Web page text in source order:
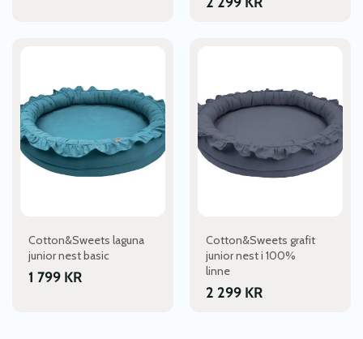
Cotton&Sweets laguna
junior nest basic
1 799 KR
Cotton&Sweets grafit
junior nest i 100%
linne
2 299 KR